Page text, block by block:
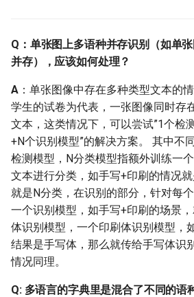
出矩阵需要进行解码才能
得到识别的文本。代码中
实现为preds_idx =
preds.argmax(axis=2)，也
就是最佳路径解码法。这
是一种贪心算法，是每一
个时间步只将最大概率的
字符作为当前时间步的预
测输出，但得到的结果不
一定是最好的。为什么不
使用beam search这种方式
进行解码呢？
2.9 端到端
Q: 端到端算法PGNet是否
Q：单张图上多语种并存识别（如单
并存），应该如何处理？
A ：单张图像中存在多种类型文本的
学生的试卷为代表，一张图像同时存
文本，这类情况下，可以尝试”1个检
+N个识别模型”的解决方案。 其中不
检测模型，N分类模型指额外训练一
文本进行分类，如手写+印刷的情况
就是N分类，在识别的部分，针对每
一个识别模型，如手写+印刷的场景
体识别模型，一个印刷体识别模型，
结果是手写体，那么就传给手写体识
情况同理。
Q: 多语言的字典里是混合了不同的语